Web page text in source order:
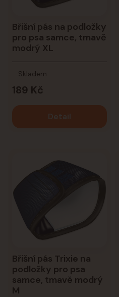
Břišní pás na podložky
pro psa samce, tmavě
modrý XL
189 Kč
Skladem
Detail
Břišní pás Trixie na
podložky pro psa
samce, tmavě modrý
M